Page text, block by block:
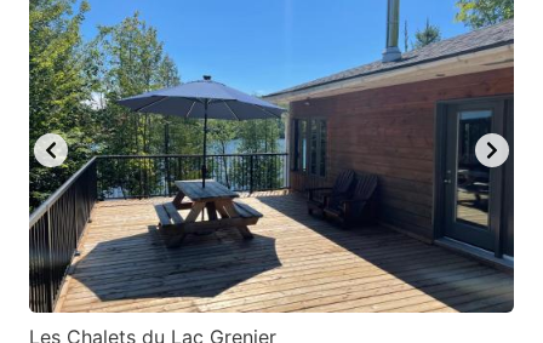
Les Chalets du Lac Grenier